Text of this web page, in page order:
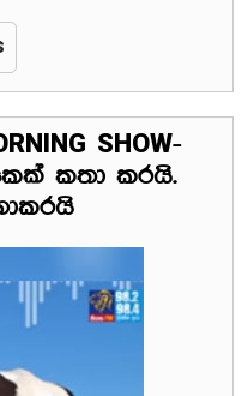
SHOW-
කතා කරයි.